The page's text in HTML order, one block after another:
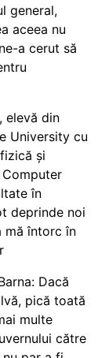
general,
aceea nu
a cerut să
elevă din
University cu
și
în
deprinde noi
mă întorc în
Dacă
pică toată
multe
către